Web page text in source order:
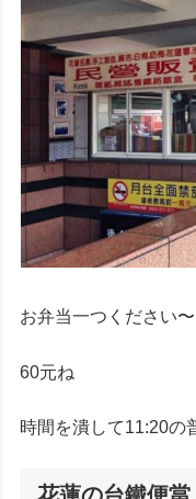
お弁当一つください〜
60元ね
時間を潰して11:20の
花蓮の台鐵便當